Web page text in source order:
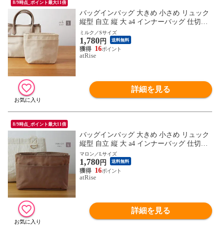
8/9時点_ポイント最大11倍
バッグインバッグ 大きめ 小さめ リュック
縦型 自立 縦 大 a4 インナーバッグ 仕切り
トート バックインバック 軽量 軽い バッグ
トートバッグ ポリエステル おしゃれ ポー
チ プレゼント ギフト
ミルク／Sサイズ
1,780円 送料無料
16
atRise
詳細を見る
8/9時点_ポイント最大11倍
バッグインバッグ 大きめ 小さめ リュック
縦型 自立 縦 大 a4 インナーバッグ 仕切り
トート バックインバック 軽量 軽い バッグ
トートバッグ ポリエステル おしゃれ ポー
チ プレゼント ギフト
マロン／Lサイズ
1,780円 送料無料
16
atRise
詳細を見る